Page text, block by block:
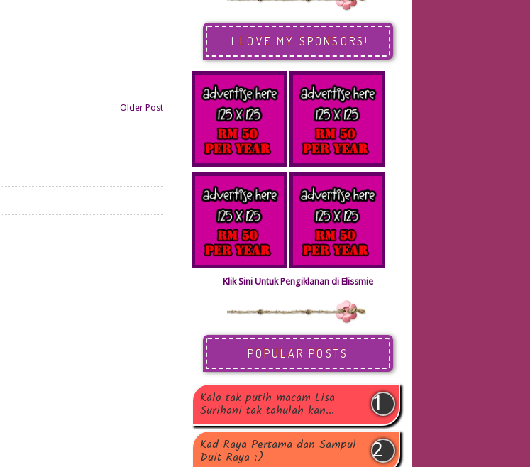
Older Post
I LOVE MY SPONSORS!
Klik Sini Untuk Pengiklanan di Elissmie
POPULAR POSTS
Kalo tak putih macam Lisa
Surihani tak tahulah kan...
Kad Raya Pertama dan Sampul
Duit Raya :)